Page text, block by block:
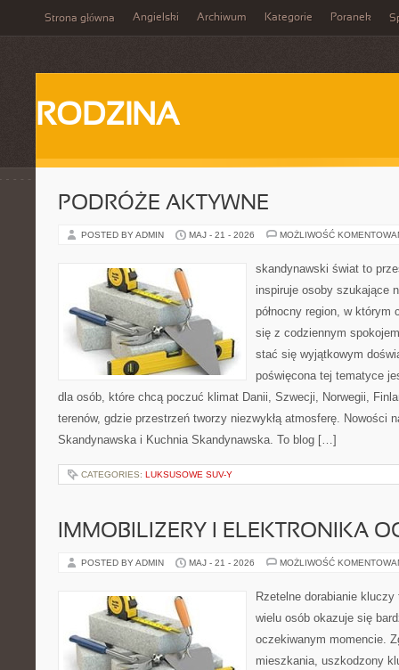
Strona główna Angielski Archiwum Kategorie Poranek
RODZINA
PODRÓŻE AKTYWNE
POSTED BY ADMIN MAJ - 21 - 2026 MOŻLIWOŚĆ
skandynawski świat to
inspiruje osoby szukające
północny region, w
się z codziennym
stać się wyjątkowym
poświęcona tej tematyce
dla osób, które chcą poczuć klimat Danii, Szwecji, Norwegii,
terenów, gdzie przestrzeń tworzy niezwykłą atmosferę. Nowości
Skandynawska i Kuchnia Skandynawska. To blog […]
CATEGORIES: LUKSUSOWE SUV-Y
IMMOBILIZERY I ELEKTRONIKA
POSTED BY ADMIN MAJ - 21 - 2026 MOŻLIWOŚĆ
Rzetelne dorabianie
wielu osób okazuje się
oczekiwanym momencie.
mieszkania, uszkodzony